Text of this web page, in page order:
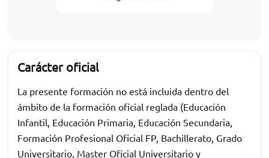
Carácter oficial
La presente formación no está incluida dentro del
ámbito de la formación oficial reglada (Educación
Infantil, Educación Primaria, Educación Secundaria,
Formación Profesional Oficial FP, Bachillerato, Grado
Universitario, Master Oficial Universitario y